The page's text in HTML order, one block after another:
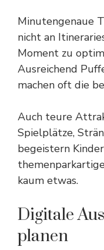
Minutengenaue
nicht an
Moment zu
Ausreichend
machen oft die
Auch teure
Spielplätze,
begeistern
kaum etwas.
Digitale
planen